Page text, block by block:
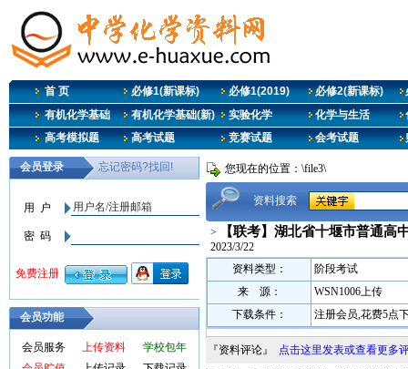
首 页 必修1(新课标) 必修1(2019) 必修2(新课标)
有机化学基础
有机化学基础(新) 实验化学 化学与生活
高考模拟题
高考试题 竞赛试题 会考试题
会员功能
会员服务 上传资料
学校包年
您现在的位置：\file3\
资料搜索
> 【联考】湖北省十堰市普通
2023/3/22
资料类型：
阶段考试
来 源：
WSN1006上传
下载条件：
注册会员,花费5点
『资料评论』 点击这里发表或查看更多